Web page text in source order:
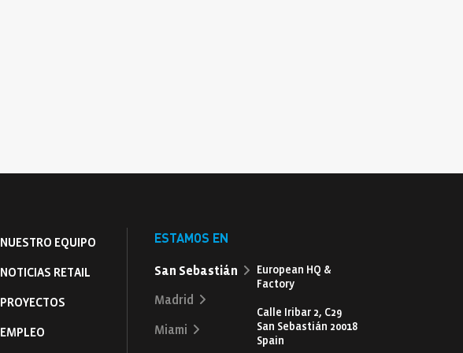
NUESTRO EQUIPO
NOTICIAS RETAIL
PROYECTOS
EMPLEO
ESTAMOS EN
San Sebastián
Madrid
Miami
European HQ &
Factory
Calle Iribar 2, C29
San Sebastián 20018
Spain